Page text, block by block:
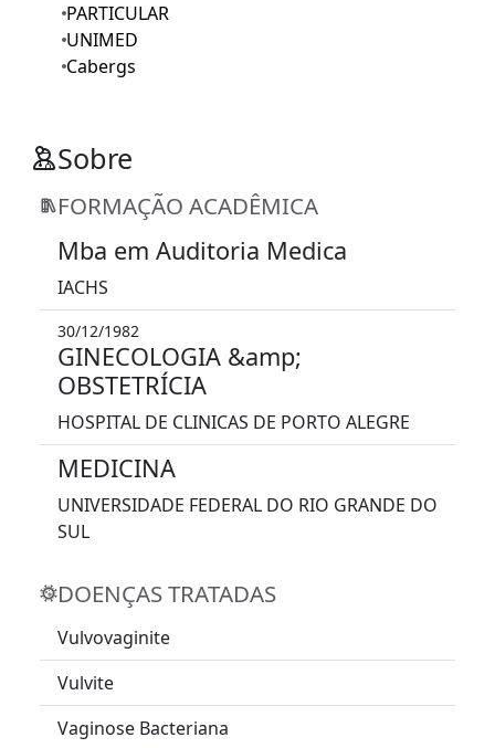
PARTICULAR
UNIMED
Cabergs
Sobre
FORMAÇÃO ACADÊMICA
Mba em Auditoria Medica
IACHS
30/12/1982
GINECOLOGIA &amp;
OBSTETRÍCIA
HOSPITAL DE CLINICAS DE PORTO ALEGRE
MEDICINA
UNIVERSIDADE FEDERAL DO RIO GRANDE DO
SUL
DOENÇAS TRATADAS
Vulvovaginite
Vulvite
Vaginose Bacteriana